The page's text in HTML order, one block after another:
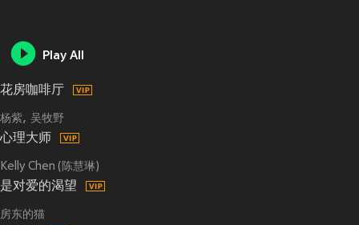
Play All
花房咖啡厅
杨紫 吴牧野
心理大师
Kelly Chen (陈慧琳)
是对爱的渴望
房东的猫